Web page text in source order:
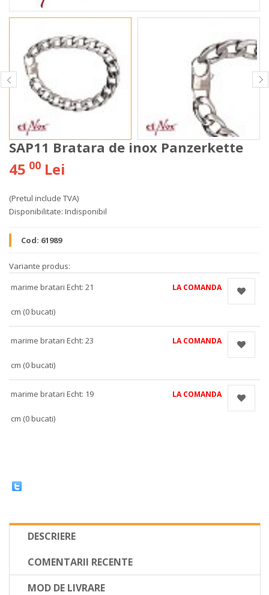
SAP11 Bratara de inox Panzerkette
45 00 Lei
(Pretul include TVA)
Disponibilitate: Indisponibil
Cod: 61989
Variante produs:
marime bratari Echt: 21
cm (0 bucati)
LA COMANDA
marime bratari Echt: 23
cm (0 bucati)
LA COMANDA
marime bratari Echt: 19
cm (0 bucati)
LA COMANDA
DESCRIERE
COMENTARII RECENTE
MOD DE LIVRARE